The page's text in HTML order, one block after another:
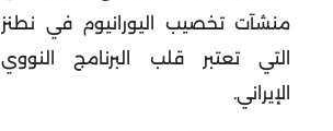
منشآت تخصيب اليورانيوم في نطنز
التي تعتبر قلب البرنامج النووي
الإيراني.
توقعات
سحب